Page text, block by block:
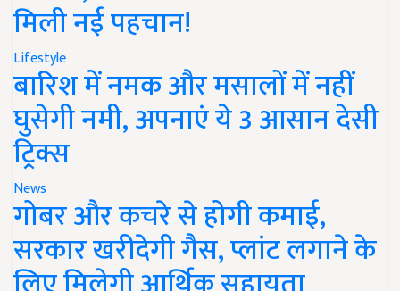
मिली नई पहचान!
Lifestyle
बारिश में नमक और मसालों में नहीं
घुसेगी नमी, अपनाएं ये 3 आसान देसी
ट्रिक्स
News
गोबर और कचरे से होगी कमाई,
सरकार खरीदेगी गैस, प्लांट लगाने के